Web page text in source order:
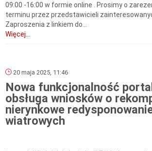
09:00 -16:00 w formie online . Prosimy o
terminu przez przedstawicieli
Zaproszenia z linkiem do...
Więcej...
20 maja 2025, 11:46
Nowa funkcjonalność
obsługa wniosków o
nierynkowe
wiatrowych